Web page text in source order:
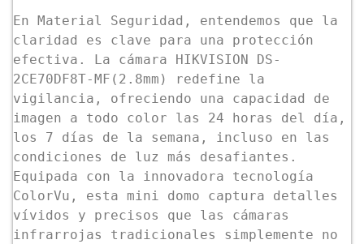
En Material Seguridad, entendemos que la
claridad es clave para una protección
efectiva. La cámara HIKVISION DS-
2CE70DF8T-MF(2.8mm) redefine la
vigilancia, ofreciendo una capacidad de
imagen a todo color las 24 horas del día,
los 7 días de la semana, incluso en las
condiciones de luz más desafiantes.
Equipada con la innovadora tecnología
ColorVu, esta mini domo captura detalles
vívidos y precisos que las cámaras
infrarrojas tradicionales simplemente no